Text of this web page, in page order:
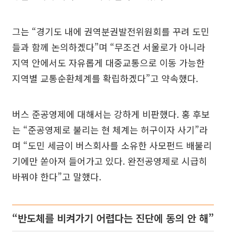
그는 “경기도 내에 권역분권발전위원회를 꾸려 도민
들과 함께 논의하겠다”며 “무조건 서울로가 아니라
지역 안에서도 자유롭게 대중교통으로 이동 가능한
지역별 교통순환체계를 확립하겠다”고 약속했다.
버스 준공영제에 대해서는 강하게 비판했다. 홍 후보
는 “준공영제로 불리는 현 체계는 허구이자 사기”라
며 “도민 세금이 버스회사를 소유한 사모펀드 배불리
기에만 쏟아져 들어가고 있다. 완전공영제로 시급히
바꿔야 한다”고 말했다.
“반도체를 비켜가기 어렵다는 진단에 동의 안 해”